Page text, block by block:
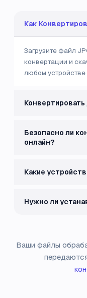
Как
Загрузите файл
конвертации и
любом устройстве
Безопасно ли
онлайн?
Какие
Нужно ли
Ваши файлы